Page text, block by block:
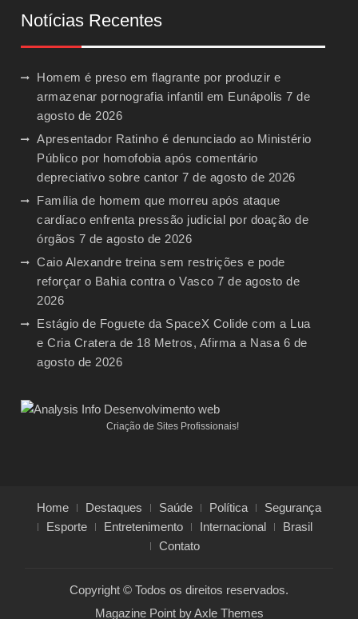
Notícias Recentes
Homem é preso em flagrante por produzir e
armazenar pornografia infantil em Eunápolis 7 de
agosto de 2026
Apresentador Ratinho é denunciado ao Ministério
Público por homofobia após comentário
depreciativo sobre cantor 7 de agosto de 2026
Família de homem que morreu após ataque
cardíaco enfrenta pressão judicial por doação de
órgãos 7 de agosto de 2026
Caio Alexandre treina sem restrições e pode
reforçar o Bahia contra o Vasco 7 de agosto de
2026
Estágio de Foguete da SpaceX Colide com a Lua
e Cria Cratera de 18 Metros, Afirma a Nasa 6 de
agosto de 2026
Criação de Sites Profissionais!
Home Destaques Saúde Política
Segurança
Esporte
Entretenimento Internacional
Brasil
Contato
Copyright © Todos os direitos reservados.
Magazine Point byAxle Themes